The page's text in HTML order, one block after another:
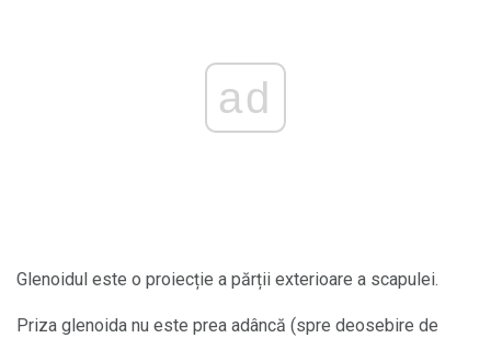
ad
Glenoidul este o proiecție a părții exterioare a scapulei.
Priza glenoida nu este prea adâncă (spre deosebire de